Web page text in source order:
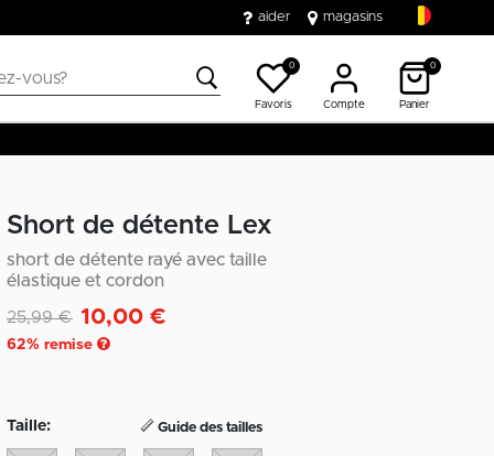
aider magasins
0
Favoris Compte
0
Panier
Short de détente Lex
short de détente rayé avec taille
élastique et cordon
Remise de
25,99 €à 10,00 €
62% remise
Taille: Guide des tailles